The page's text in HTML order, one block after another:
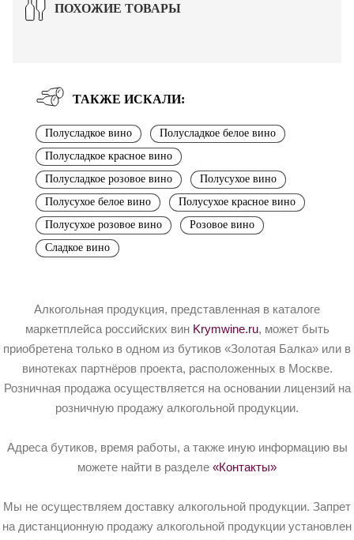
ПОХОЖИЕ ТОВАРЫ
ТАКЖЕ ИСКАЛИ:
Полусладкое вино
Полусладкое белое вино
Полусладкое красное вино
Полусладкое розовое вино
Полусухое вино
Полусухое белое вино
Полусухое красное вино
Полусухое розовое вино
Розовое вино
Сладкое вино
Алкогольная продукция, представленная в каталоге
маркетплейса российских вин Krymwine.ru, может быть
приобретена только в одном из бутиков «Золотая Балка» или в
винотеках партнёров проекта, расположенных в Москве.
Розничная продажа осуществляется на основании лицензий на
розничную продажу алкогольной продукции.
Адреса бутиков, время работы, а также иную информацию вы
можете найти в разделе «Контакты»
Мы не осуществляем доставку алкогольной продукции. Запрет
на дистанционную продажу алкогольной продукции установлен